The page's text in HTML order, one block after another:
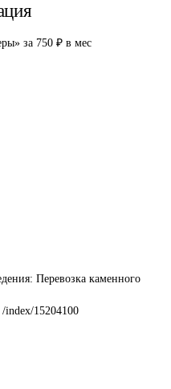
за 750 ₽ в мес
Перевозка каменного
/index/15204100